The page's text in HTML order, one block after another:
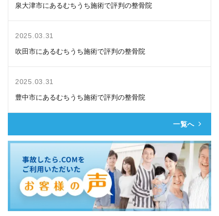
泉大津市にあるむちうち施術で評判の整骨院
2025.03.31
吹田市にあるむちうち施術で評判の整骨院
2025.03.31
豊中市にあるむちうち施術で評判の整骨院
一覧へ